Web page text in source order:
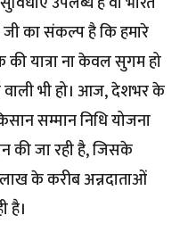
जी का संकल्प है कि हमारे
यात्रा ना केवल सुगम हो
भी हो। आज, देशभर के
सम्मान निधि योजना
की जा रही है, जिसके
के करीब अन्नदाताओं
है।